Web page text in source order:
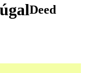
Deed